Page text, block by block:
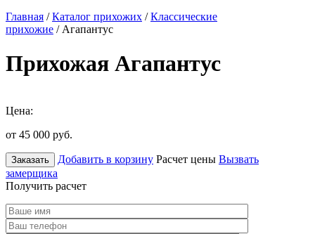
Главная /Каталог прихожих /Классические
прихожие / Агапантус
Прихожая Агапантус
Цена:
от 45 000 руб.
Заказать Добавить в корзину Расчет цены Вызвать
замерщика
Получить расчет